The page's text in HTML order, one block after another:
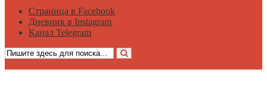
Страница в Facebook
Дневник в Instagram
Канал Telegram